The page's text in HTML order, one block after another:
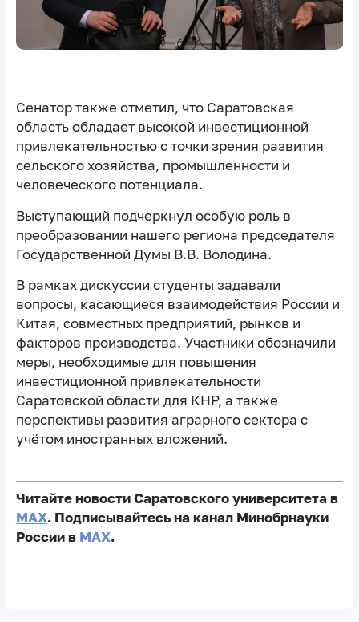
Сенатор также отметил, что Саратовская
область обладает высокой инвестиционной
привлекательностью с точки зрения развития
сельского хозяйства, промышленности и
человеческого потенциала.
Выступающий подчеркнул особую роль в
преобразовании нашего региона председателя
Государственной Думы В.В. Володина.
В рамках дискуссии студенты задавали
вопросы, касающиеся взаимодействия России и
Китая, совместных предприятий, рынков и
факторов производства. Участники обозначили
меры, необходимые для повышения
инвестиционной привлекательности
Саратовской области для КНР, а также
перспективы развития аграрного сектора с
учётом иностранных вложений.
Читайте новости Саратовского университета в
MAX. Подписывайтесь на канал Минобрнауки
России в MAX.